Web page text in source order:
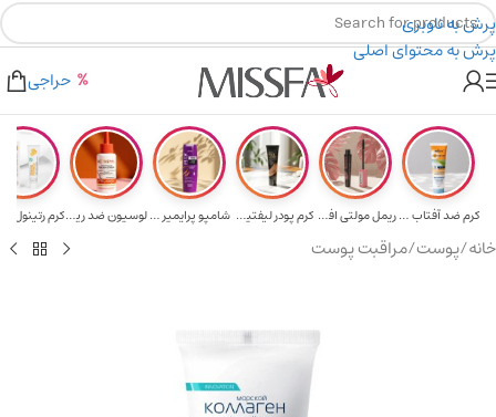
پرش به ناوبری
پرش به محتوای اصلی
۲٪ تخفیف روی سبد خرید برای روش کارت به کارت
خرید های بالای ۵ میلیون تومن
حراجی
کرم ضد آفتاب حا... ریمل مولتی افکت... کرم پودر لیفتین... شامپو پرایمیر پ... لوسیون ضد ریزش ...
خانه/پوست/مراقبت پوست